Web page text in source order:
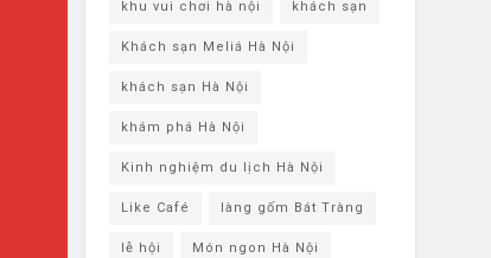
khu vui chơi hà nội khách sạn
Khách sạn Meliá Hà Nội
khách sạn ​Hà Nội
khám phá ​Hà Nội
Kinh nghiệm du lịch Hà Nội
Like Café làng gốm Bát Tràng
lễ hội Món ngon Hà Nội